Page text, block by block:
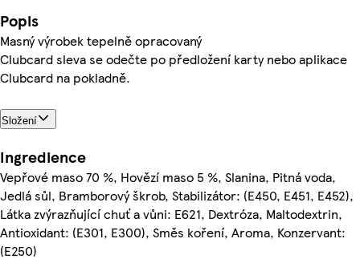
Popis
Masný výrobek tepelně opracovaný
Clubcard sleva se odečte po předložení karty nebo aplikace
Clubcard na pokladně.
Složení
Ingredience
Vepřové maso 70 %, Hovězí maso 5 %, Slanina, Pitná voda,
Jedlá sůl, Bramborový škrob, Stabilizátor: (E450, E451, E452),
Látka zvýrazňující chuť a vůni: E621, Dextróza, Maltodextrin,
Antioxidant: (E301, E300), Směs koření, Aroma, Konzervant:
(E250)